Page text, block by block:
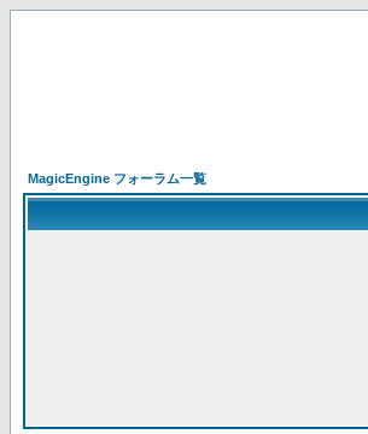
MagicEngine フォーラム一覧